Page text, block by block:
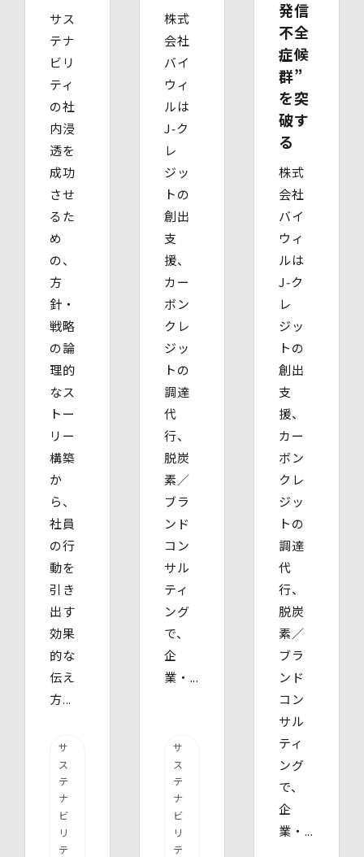
・ いずれかの写し（成年被後見人であることを証明する
登記事項証明書、その他法定代理権の確認ができる公的書
類）
【委任による代理人様の場合】
・ 委任状
・ ご本人の印鑑証明書（3ヶ月以内に発行されたもの）
・ 委任を受けたご本人の本人確認書類の写し
(3)開示等のご請求の手数料及び徴収方法
1回のお求めにつき1,000円（紙面でのご請求の場合は、
お送りいただく請求書等に郵便為替を同封していただきま
す。その他の方法でご請求いただく場合は、ご請求時にご
相談させていただきます。）
(4)開示等の請求及びお問い合わせ窓口
個人情報保護管理者
株式会社バイウィル 管理部長
・住所：東京都中央区銀座7丁目3番5号 ヒューリック銀座
7丁目ビル 4階
・連絡先：info@bywill.co.jp
かった場合に生じる結果】
個⼈情報を取得する項⽬は、全てご本⼈によってご提供い
ただくものです。
の諸⼿続⼜は処理に⽀障が⽣じる可能性があります。
サス
テナ
ビリ
ティ
の社
内浸
透を
成功
させ
るた
め
の、
方
針・
戦略
の論
理的
なス
トー
リー
構築
か
ら、
社員
の行
動を
引き
出す
効果
的な
伝え
方...
サ
ス
テ
ナ
ビ
リ
テ
株式
会社
バイ
ウィ
ルは
J‑ク
レ
ジッ
トの
創出
支
援、
カー
ボン
クレ
ジッ
トの
調達
代
行、
脱炭
素／
ブラ
ンド
コン
サル
ティ
ング
で、
企
業・...
サ
ス
テ
ナ
ビ
リ
テ
発信
不全
症候
群”
を突
破す
る
株式
会社
バイ
ウィ
ルは
J‑ク
レ
ジッ
トの
創出
支
援、
カー
ボン
クレ
ジッ
トの
調達
代
行、
脱炭
素／
ブラ
ンド
コン
サル
ティ
ング
で、
企
業・...